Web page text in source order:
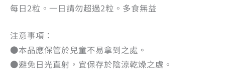
每日2粒。一日請勿超過2粒。多食無益
注意事項：
●本品應保管於兒童不易拿到之處。
●避免日光直射，宜保存於陰涼乾燥之處。